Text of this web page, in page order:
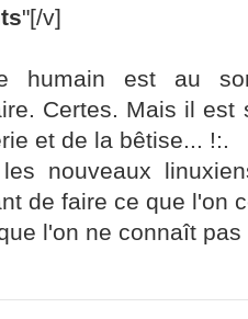
"[/v]
humain est au
Certes. Mais il est
et de la bêtise... !:.
nouveaux
de faire ce que l'on
l'on ne connaît pas